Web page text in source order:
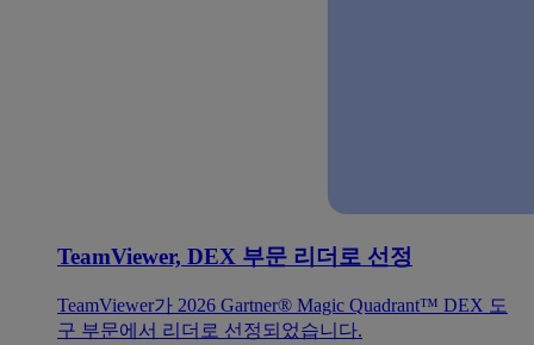
TeamViewer, DEX 부문 리더로 선정
TeamViewer가 2026 Gartner® Magic Quadrant™ DEX 도
구 부문에서 리더로 선정되었습니다.